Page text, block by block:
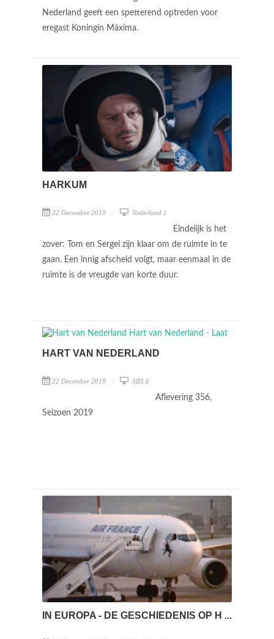
Nederland geeft een spetterend optreden voor
eregast Koningin Máxima.
HARKUM
22 December 2019 Nederland 1
Eindelijk is het
zover: Tom en Sergei zijn klaar om de ruimte in te
gaan. Een innig afscheid volgt, maar eenmaal in de
ruimte is de vreugde van korte duur.
HART VAN NEDERLAND
22 December 2019 SBS 6
Aflevering 356,
Seizoen 2019
IN EUROPA - DE GESCHIEDENIS OP H ...